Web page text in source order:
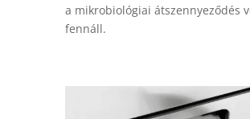
a mikrobiológiai átszennyeződés
fennáll.